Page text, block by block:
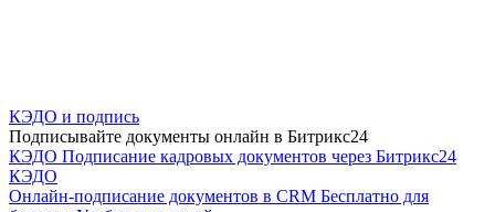
КЭДО и подпись
Подписывайте документы онлайн в Битрикс24
КЭДО Подписание кадровых документов через Битрикс24
КЭДО
Онлайн-подписание документов в CRM Бесплатно для